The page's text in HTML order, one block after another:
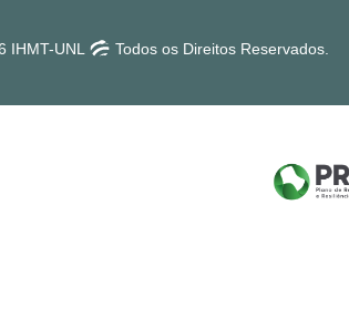
IHMT-UNL Todos os Direitos Reservados.